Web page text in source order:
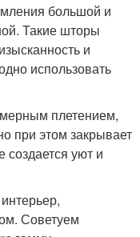
большой и
Такие шторы
и
использовать
плетением,
при этом закрывает
создается уют и
Советуем